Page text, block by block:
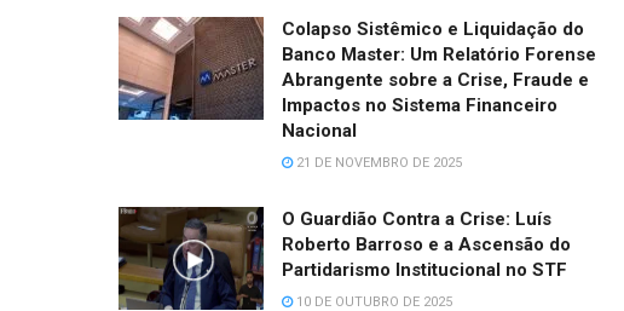
Colapso Sistêmico e Liquidação do
Banco Master: Um Relatório Forense
Abrangente sobre a Crise, Fraude e
Impactos no Sistema Financeiro
Nacional
21 DE NOVEMBRO DE 2025
O Guardião Contra a Crise: Luís
Roberto Barroso e a Ascensão do
Partidarismo Institucional no STF
10 DE OUTUBRO DE 2025